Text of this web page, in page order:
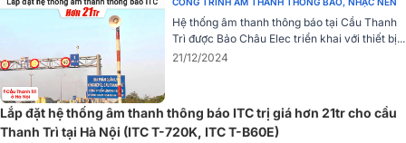
Liên hệ tới số hotline 1900 0255của Bảo Châu Elec hoặc tới ngay
địa chỉ cửa hàng gần nhất củaBảo Châu Elecđể trải nghiệm chất
lượng âm thanh hoặc cần tư vấn chi tiết về sản phẩm.
Hệ thống âm thanh thông báo tại Cầu Thanh
Trì được Bảo Châu Elec triển khai với thiết bị...
21/12/2024
Lắp đặt hệ thống âm thanh thông báo ITC trị giá hơn 21tr cho cầu
Thanh Trì tại Hà Nội (ITC T-720K, ITC T-B60E)